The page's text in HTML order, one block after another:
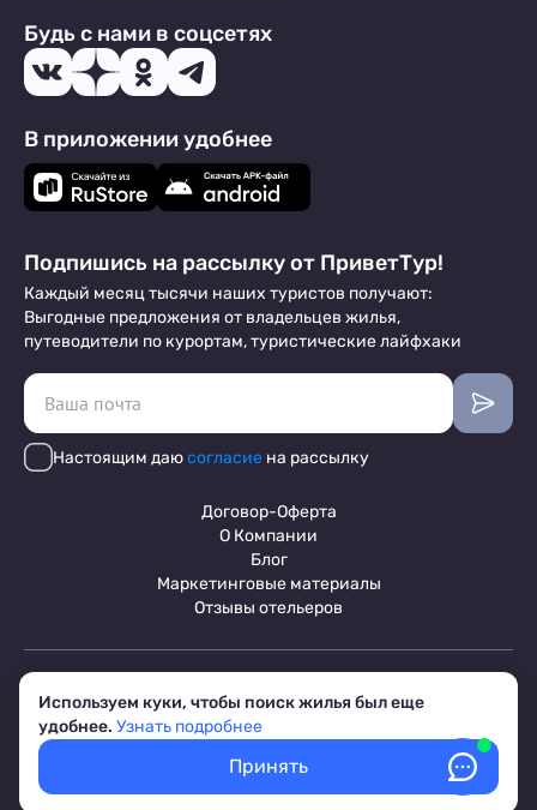
Будь с нами в соцсетях
В приложении удобнее
Подпишись на рассылку от ПриветТур!
Каждый месяц тысячи наших туристов получают:
Выгодные предложения от владельцев жилья,
путеводители по курортам, туристические лайфхаки
Настоящим даюсогласие на рассылку
Договор-Оферта
О Компании
Блог
Маркетинговые материалы
Отзывы отельеров
Российский сервис бронирования жилья, официальный сайт,
Обработка персональных данных
Условия бронирования объектов
Используем куки, чтобы поиск жилья был еще
удобнее. Узнать подробнее
Принять